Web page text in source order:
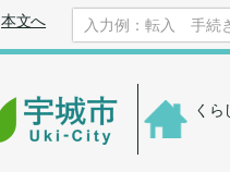
メニューを飛ばして本文へ
本文へ
くら